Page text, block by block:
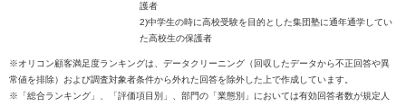
護者
2)中学生の時に高校受験を目的とした集団塾に通年通学してい
た高校生の保護者
※オリコン顧客満足度ランキングは、データクリーニング（回収したデータから不正回答や異
常値を排除）および調査対象者条件から外れた回答を除外した上で作成しています。
※「総合ランキング」、「評価項目別」、部門の「業態別」においては有効回答者数が規定人